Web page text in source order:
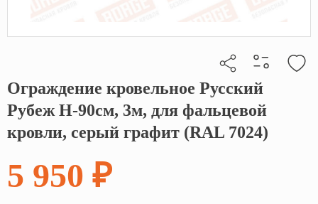
Кликните, чтобы скопировать прямую ссылку
Ограждение кровельное Русский
Рубеж H-90см, 3м, для фальцевой
кровли, серый графит (RAL 7024)
5 950 ₽